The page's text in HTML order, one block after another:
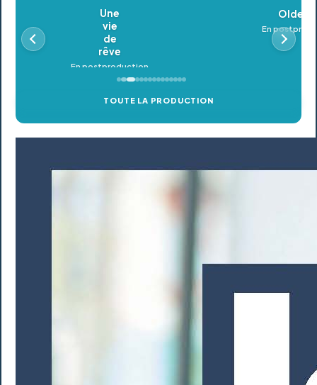
Oldeupe
En postproduction
TOUTE LA PRODUCTION